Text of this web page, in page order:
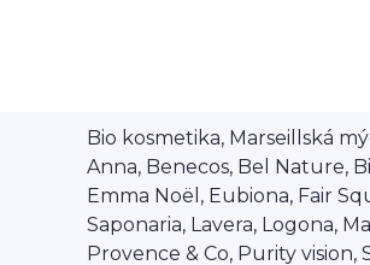
Bio kosmetika, Marseillská
Anna, Benecos, Bel Nature,
Emma Noël, Eubiona, Fair
Saponaria, Lavera, Logona,
Provence & Co, Purity vision,